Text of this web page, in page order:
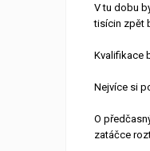
V tu dobu
tisícin zpět
Kvalifikace
Nejvíce si
O
zatáčce